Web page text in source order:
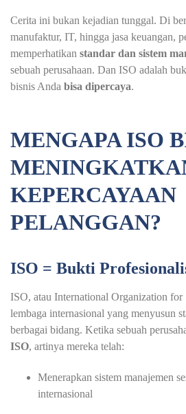
Cerita ini bukan kejadian tunggal. Di
manufaktur, IT, hingga jasa keuangan,
memperhatikan standar dan sistem
sebuah perusahaan. Dan ISO adalah
bisnis Anda bisa dipercaya.
MENGAPA ISO
KEPERCAYAAN
PELANGGAN?
ISO = Bukti
ISO, atau International Organization for
lembaga internasional yang menyusun
berbagai bidang. Ketika sebuah
ISO, artinya mereka telah:
Menerapkan sistem manajemen
internasional